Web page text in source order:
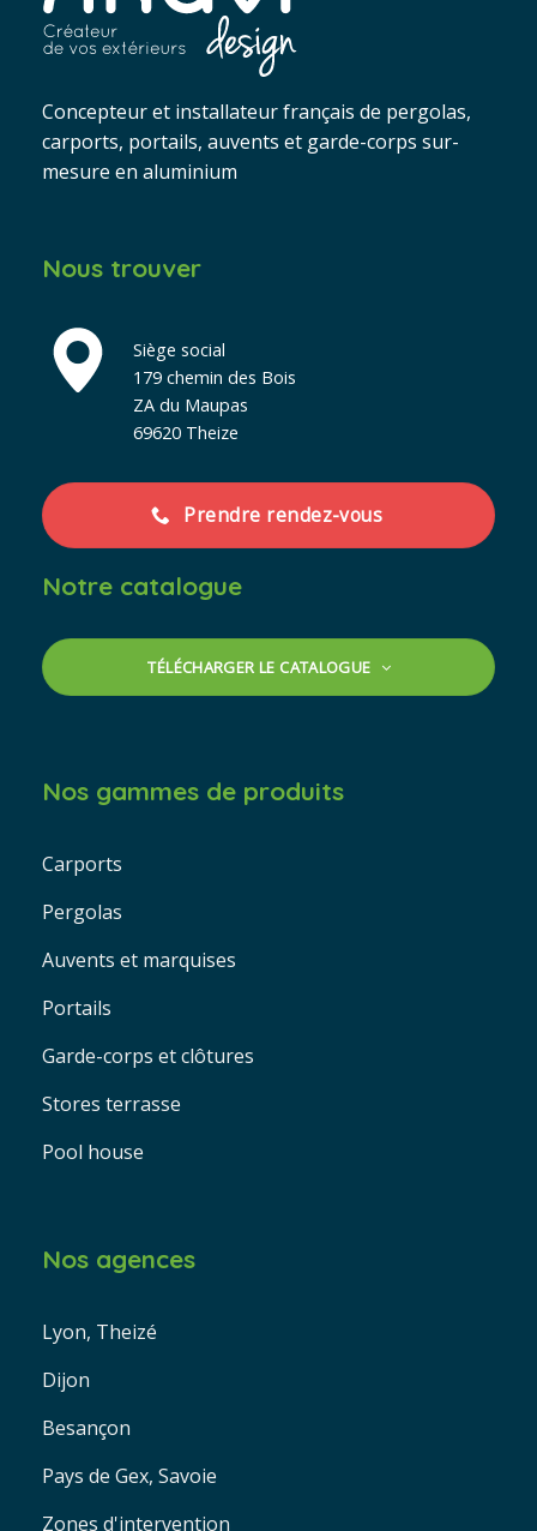
Concepteur et installateur français de pergolas,
carports, portails, auvents et garde-corps sur-
mesure en aluminium
Nous trouver
Siège social
179 chemin des Bois
ZA du Maupas
69620 Theize
Prendre rendez-vous
Notre catalogue
TÉLÉCHARGER LE CATALOGUE
Nos gammes de produits
Carports
Pergolas
Auvents et marquises
Portails
Garde-corps et clôtures
Stores terrasse
Pool house
Nos agences
Lyon, Theizé
Dijon
Besançon
Pays de Gex, Savoie
Zones d'intervention